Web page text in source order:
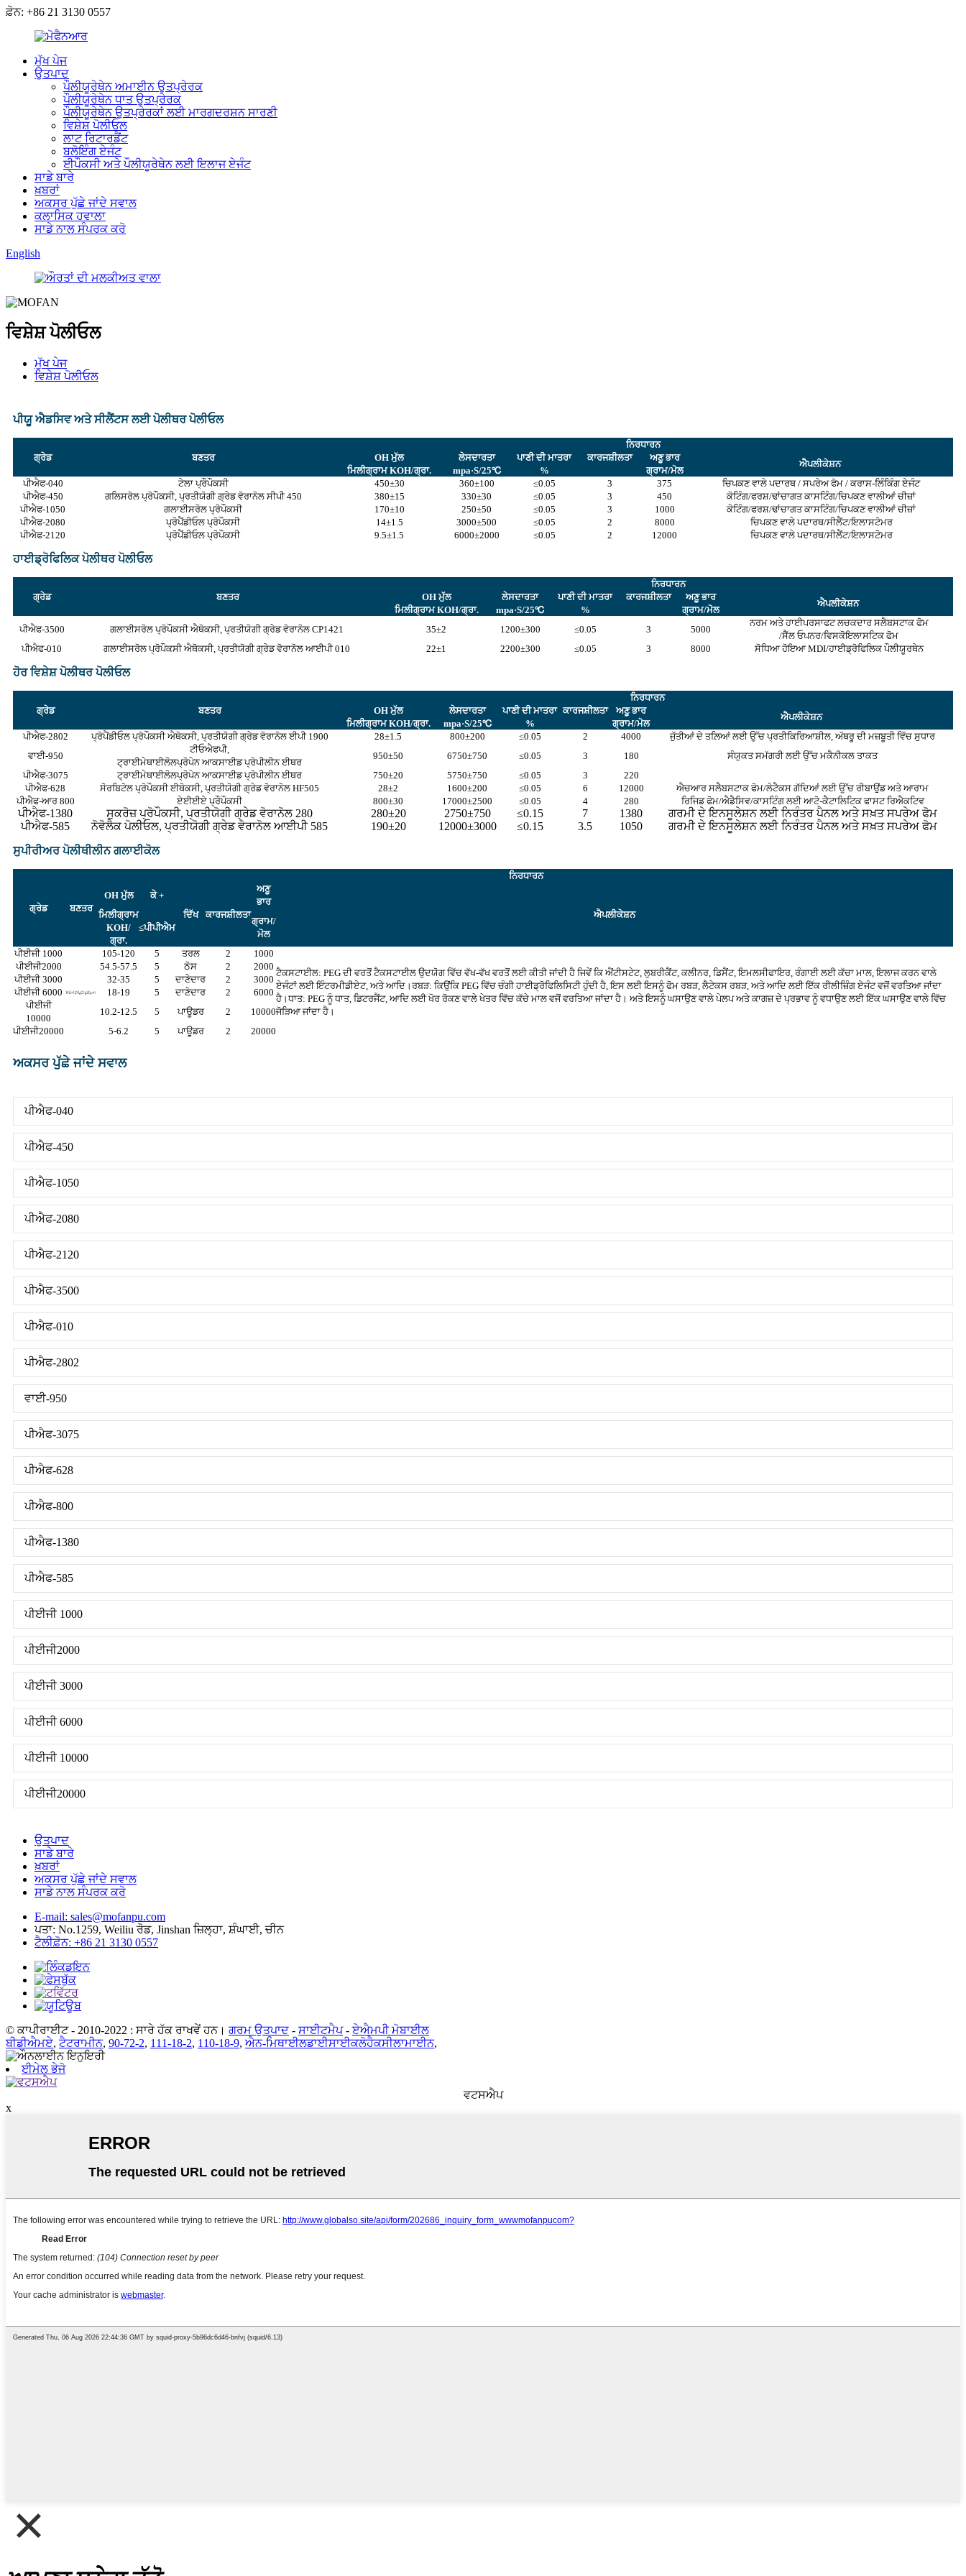
ਫ਼ੋਨ: +86 21 3130 0557
ਮੁੱਖ ਪੇਜ
ਉਤਪਾਦ
ਪੌਲੀਯੂਰੇਥੇਨ ਅਮਾਈਨ ਉਤਪ੍ਰੇਰਕ
ਪੌਲੀਯੂਰੇਥੇਨ ਧਾਤ ਉਤਪ੍ਰੇਰਕ
ਪੌਲੀਯੂਰੇਥੇਨ ਉਤਪ੍ਰੇਰਕਾਂ ਲਈ ਮਾਰਗਦਰਸ਼ਨ ਸਾਰਣੀ
ਵਿਸ਼ੇਸ਼ ਪੋਲੀਓਲ
ਲਾਟ ਰਿਟਾਰਡੈਂਟ
ਬਲੋਇੰਗ ਏਜੰਟ
ਈਪੌਕਸੀ ਅਤੇ ਪੌਲੀਯੂਰੇਥੇਨ ਲਈ ਇਲਾਜ ਏਜੰਟ
ਸਾਡੇ ਬਾਰੇ
ਖ਼ਬਰਾਂ
ਅਕਸਰ ਪੁੱਛੇ ਜਾਂਦੇ ਸਵਾਲ
ਕਲਾਸਿਕ ਹਵਾਲਾ
ਸਾਡੇ ਨਾਲ ਸੰਪਰਕ ਕਰੋ
English
ਵਿਸ਼ੇਸ਼ ਪੋਲੀਓਲ
ਮੁੱਖ ਪੇਜ
ਵਿਸ਼ੇਸ਼ ਪੋਲੀਓਲ
ਪੀਯੂ ਐਡਸਿਵ ਅਤੇ ਸੀਲੈਂਟਸ ਲਈ ਪੋਲੀਥਰ ਪੋਲੀਓਲ
ਗ੍ਰੇਡ ਬਣਤਰ
ਨਿਰਧਾਰਨ
OH ਮੁੱਲ
ਲੇਸਦਾਰਤਾ ਪਾਣੀ ਦੀ ਮਾਤਰਾ ਕਾਰਜਸ਼ੀਲਤਾ ਅਣੂ ਭਾਰ
ਐਪਲੀਕੇਸ਼ਨ
ਮਿਲੀਗ੍ਰਾਮ KOH/ਗ੍ਰਾ. mpa·S/25℃ %
ਗ੍ਰਾਮ/ਮੋਲ
ਪੀਐਫ-040
ਟੇਲਾ ਪ੍ਰੌਪੌਕਸੀ 450±30 360±100 ≤0.05 3 375
ਚਿਪਕਣ ਵਾਲੇ ਪਦਾਰਥ / ਸਪਰੇਅ ਫੋਮ / ਕਰਾਸ-ਲਿੰਕਿੰਗ ਏਜੰਟ
ਪੀਐਫ-450
ਗਲਿਸਰੋਲ ਪ੍ਰੋਪੌਕਸੀ, ਪ੍ਰਤੀਯੋਗੀ ਗ੍ਰੇਡ ਵੋਰਾਨੋਲ ਸੀਪੀ 450 380±15 330±30 ≤0.05 3 450
ਕੋਟਿੰਗ/ਫਰਸ਼/ਢਾਂਚਾਗਤ ਕਾਸਟਿੰਗ/ਚਿਪਕਣ ਵਾਲੀਆਂ ਚੀਜ਼ਾਂ
ਪੀਐਫ-1050
ਗਲਾਈਸਰੋਲ ਪ੍ਰੋਪੌਕਸੀ 170±10 250±50 ≤0.05 3 1000
ਕੋਟਿੰਗ/ਫਰਸ਼/ਢਾਂਚਾਗਤ ਕਾਸਟਿੰਗ/ਚਿਪਕਣ ਵਾਲੀਆਂ ਚੀਜ਼ਾਂ
ਪੀਐਫ-2080
ਪ੍ਰੋਪੈਂਡੀਓਲ ਪ੍ਰੋਪੌਕਸੀ 14±1.5 3000±500 ≤0.05 2 8000
ਚਿਪਕਣ ਵਾਲੇ ਪਦਾਰਥ/ਸੀਲੈਂਟ/ਇਲਾਸਟੋਮਰ
ਪੀਐਫ-2120
ਪ੍ਰੋਪੈਂਡੀਓਲ ਪ੍ਰੋਪੌਕਸੀ 9.5±1.5 6000±2000 ≤0.05 2 12000 ਚਿਪਕਣ ਵਾਲੇ ਪਦਾਰਥ/ਸੀਲੈਂਟ/ਇਲਾਸਟੋਮਰ
ਹਾਈਡ੍ਰੋਫਿਲਿਕ ਪੋਲੀਥਰ ਪੋਲੀਓਲ
ਗ੍ਰੇਡ ਬਣਤਰ
ਨਿਰਧਾਰਨ
OH ਮੁੱਲ
ਲੇਸਦਾਰਤਾ ਪਾਣੀ ਦੀ ਮਾਤਰਾ ਕਾਰਜਸ਼ੀਲਤਾ ਅਣੂ ਭਾਰ
ਐਪਲੀਕੇਸ਼ਨ
ਮਿਲੀਗ੍ਰਾਮ KOH/ਗ੍ਰਾ. mpa·S/25℃ %
ਗ੍ਰਾਮ/ਮੋਲ
ਪੀਐਫ-3500
ਗਲਾਈਸਰੋਲ ਪ੍ਰੋਪੌਕਸੀ ਐਥੋਕਸੀ, ਪ੍ਰਤੀਯੋਗੀ ਗ੍ਰੇਡ ਵੋਰਾਨੋਲ CP1421 35±2 1200±300 ≤0.05 3 5000
ਨਰਮ ਅਤੇ ਹਾਈਪਰਸਾਫਟ ਲਚਕਦਾਰ ਸਲੈਬਸਟਾਕ ਫੋਮ
/ਸੈੱਲ ਓਪਨਰ/ਵਿਸਕੋਇਲਾਸਟਿਕ ਫੋਮ
ਪੀਐਫ-010
ਗਲਾਈਸਰੋਲ ਪ੍ਰੋਪੌਕਸੀ ਐਥੋਕਸੀ, ਪ੍ਰਤੀਯੋਗੀ ਗ੍ਰੇਡ ਵੋਰਾਨੋਲ ਆਈਪੀ 010 22±1 2200±300 ≤0.05 3 8000 ਸੋਧਿਆ ਹੋਇਆ MDI/ਹਾਈਡ੍ਰੋਫਿਲਿਕ ਪੌਲੀਯੂਰਥੇਨ
ਹੋਰ ਵਿਸ਼ੇਸ਼ ਪੋਲੀਥਰ ਪੋਲੀਓਲ
ਗ੍ਰੇਡ ਬਣਤਰ
ਨਿਰਧਾਰਨ
OH ਮੁੱਲ
ਲੇਸਦਾਰਤਾ ਪਾਣੀ ਦੀ ਮਾਤਰਾ ਕਾਰਜਸ਼ੀਲਤਾ ਅਣੂ ਭਾਰ
ਐਪਲੀਕੇਸ਼ਨ
ਮਿਲੀਗ੍ਰਾਮ KOH/ਗ੍ਰਾ. mpa·S/25℃ %
ਗ੍ਰਾਮ/ਮੋਲ
ਪੀਐਫ-2802
ਪ੍ਰੋਪੈਂਡੀਓਲ ਪ੍ਰੋਪੌਕਸੀ ਐਥੋਕਸੀ, ਪ੍ਰਤੀਯੋਗੀ ਗ੍ਰੇਡ ਵੋਰਾਨੋਲ ਈਪੀ 1900 28±1.5 800±200 ≤0.05 2 4000
ਜੁੱਤੀਆਂ ਦੇ ਤਲ਼ਿਆਂ ਲਈ ਉੱਚ ਪ੍ਰਤੀਕਿਰਿਆਸ਼ੀਲ, ਅੱਥਰੂ ਦੀ ਮਜ਼ਬੂਤੀ ਵਿੱਚ ਸੁਧਾਰ
ਵਾਈ-950
ਟੀਓਐਫਪੀ,
ਟ੍ਰਾਈਮੇਥਾਈਲੋਲਪ੍ਰੋਪੇਨ ਆਕਸਾਈਡ ਪ੍ਰੋਪੀਲੀਨ ਈਥਰ
950±50 6750±750 ≤0.05 3 180
ਸੰਯੁਕਤ ਸਮੱਗਰੀ ਲਈ ਉੱਚ ਮਕੈਨੀਕਲ ਤਾਕਤ
ਪੀਐਫ-3075
ਟ੍ਰਾਈਮੇਥਾਈਲੋਲਪ੍ਰੋਪੇਨ ਆਕਸਾਈਡ ਪ੍ਰੋਪੀਲੀਨ ਈਥਰ 750±20 5750±750 ≤0.05 3
220
ਪੀਐਫ-628
ਸੋਰਬਿਟੋਲ ਪ੍ਰੋਪੌਕਸੀ ਈਥੋਕਸੀ, ਪ੍ਰਤੀਯੋਗੀ ਗ੍ਰੇਡ ਵੋਰਾਨੋਲ HF505 28±2 1600±200 ≤0.05 6 12000
ਐਚਆਰ ਸਲੈਬਸਟਾਕ ਫੋਮ/ਲੇਟੈਕਸ ਗੱਦਿਆਂ ਲਈ ਉੱਚ ਰੀਬਾਉਂਡ ਅਤੇ ਆਰਾਮ
ਪੀਐਫ-ਆਰ 800
ਏਈਈਏ ਪ੍ਰੌਪੌਕਸੀ 800±30 17000±2500 ≤0.05 4 280 ਰਿਜਿਡ ਫੋਮ/ਐਡੈਸਿਵ/ਕਾਸਟਿੰਗ ਲਈ ਆਟੋ-ਕੈਟਾਲਿਟਿਕ ਫਾਸਟ ਰਿਐਕਟਿਵ
ਪੀਐਫ-1380 ਸੁਕਰੋਜ਼ ਪ੍ਰੋਪੌਕਸੀ, ਪ੍ਰਤੀਯੋਗੀ ਗ੍ਰੇਡ ਵੋਰਾਨੋਲ 280 280±20 2750±750 ≤0.15 7 1380
ਗਰਮੀ ਦੇ ਇਨਸੂਲੇਸ਼ਨ ਲਈ ਨਿਰੰਤਰ ਪੈਨਲ ਅਤੇ ਸਖ਼ਤ ਸਪਰੇਅ ਫੋਮ
ਪੀਐਫ-585
ਨੋਵੋਲੈਕ ਪੋਲੀਓਲ, ਪ੍ਰਤੀਯੋਗੀ ਗ੍ਰੇਡ ਵੋਰਾਨੋਲ ਆਈਪੀ 585 190±20 12000±3000 ≤0.15 3.5 1050
ਗਰਮੀ ਦੇ ਇਨਸੂਲੇਸ਼ਨ ਲਈ ਨਿਰੰਤਰ ਪੈਨਲ ਅਤੇ ਸਖ਼ਤ ਸਪਰੇਅ ਫੋਮ
ਸੁਪੀਰੀਅਰ ਪੋਲੀਥੀਲੀਨ ਗਲਾਈਕੋਲ
ਗ੍ਰੇਡ ਬਣਤਰ
ਨਿਰਧਾਰਨ
OH ਮੁੱਲ
ਕੇ +
ਦਿੱਖ
ਕਾਰਜਸ਼ੀਲਤਾ
ਅਣੂ
ਭਾਰ
ਐਪਲੀਕੇਸ਼ਨ
ਮਿਲੀਗ੍ਰਾਮ
KOH/
ਗ੍ਰਾ.
≤ਪੀਪੀਐਮ
ਗ੍ਰਾਮ/
ਮੋਲ
ਪੀਈਜੀ 1000
105-120 5 ਤਰਲ 2
1000
ਟੈਕਸਟਾਈਲ: PEG ਦੀ ਵਰਤੋਂ ਟੈਕਸਟਾਈਲ ਉਦਯੋਗ ਵਿੱਚ ਵੱਖ-ਵੱਖ ਵਰਤੋਂ ਲਈ ਕੀਤੀ ਜਾਂਦੀ ਹੈ ਜਿਵੇਂ ਕਿ ਐਂਟੀਸਟੇਟ, ਲੁਬਰੀਕੈਂਟ, ਕਲੀਨਰ, ਡਿਸੈਂਟ, ਇਮਲਸੀਫਾਇਰ, ਰੰਗਾਈ ਲਈ ਕੱਚਾ ਮਾਲ, ਇਲਾਜ ਕਰਨ ਵਾਲੇ
ਏਜੰਟਾਂ ਲਈ ਇੰਟਰਮੀਡੀਏਟ, ਅਤੇ ਆਦਿ। ਰਬੜ: ਕਿਉਂਕਿ PEG ਵਿੱਚ ਚੰਗੀ ਹਾਈਡ੍ਰੋਫਿਲਿਸਿਟੀ ਹੁੰਦੀ ਹੈ, ਇਸ ਲਈ ਇਸਨੂੰ ਫੋਮ ਰਬੜ, ਲੈਟੇਕਸ ਰਬੜ, ਅਤੇ ਆਦਿ ਲਈ ਇੱਕ ਰੀਲੀਜ਼ਿੰਗ ਏਜੰਟ ਵਜੋਂ ਵਰਤਿਆ ਜਾਂਦਾ
ਹੈ। ਧਾਤ: PEG ਨੂੰ ਧਾਤ, ਡਿਟਰਜੈਂਟ, ਆਦਿ ਲਈ ਖੋਰ ਰੋਕਣ ਵਾਲੇ ਖੇਤਰ ਵਿੱਚ ਕੱਚੇ ਮਾਲ ਵਜੋਂ ਵਰਤਿਆ ਜਾਂਦਾ ਹੈ। ਅਤੇ ਇਸਨੂੰ ਘਸਾਉਣ ਵਾਲੇ ਪੇਲਪ ਅਤੇ ਕਾਗਜ਼ ਦੇ ਪ੍ਰਭਾਵ ਨੂੰ ਵਧਾਉਣ ਲਈ ਇੱਕ ਘਸਾਉਣ ਵਾਲੇ ਵਿੱਚ
ਜੋੜਿਆ ਜਾਂਦਾ ਹੈ।
ਪੀਈਜੀ2000 54.5-57.5 5 ਠੋਸ 2
2000
ਪੀਈਜੀ 3000
32-35 5 ਦਾਣੇਦਾਰ 2
3000
ਪੀਈਜੀ 6000
18-19 5 ਦਾਣੇਦਾਰ 2
6000
ਪੀਈਜੀ
10000
10.2-12.5 5 ਪਾਊਡਰ 2
10000
ਪੀਈਜੀ20000
5-6.2 5 ਪਾਊਡਰ 2 20000
ਅਕਸਰ ਪੁੱਛੇ ਜਾਂਦੇ ਸਵਾਲ
ਪੀਐਫ-040
ਪੀਐਫ-450
ਪੀਐਫ-1050
ਪੀਐਫ-2080
ਪੀਐਫ-2120
ਪੀਐਫ-3500
ਪੀਐਫ-010
ਪੀਐਫ-2802
ਵਾਈ-950
ਪੀਐਫ-3075
ਪੀਐਫ-628
ਪੀਐਫ-800
ਪੀਐਫ-1380
ਪੀਐਫ-585
ਪੀਈਜੀ 1000
ਪੀਈਜੀ2000
ਪੀਈਜੀ 3000
ਪੀਈਜੀ 6000
ਪੀਈਜੀ 10000
ਪੀਈਜੀ20000
ਉਤਪਾਦ
ਸਾਡੇ ਬਾਰੇ
ਖ਼ਬਰਾਂ
ਅਕਸਰ ਪੁੱਛੇ ਜਾਂਦੇ ਸਵਾਲ
ਸਾਡੇ ਨਾਲ ਸੰਪਰਕ ਕਰੋ
E-mail: sales@mofanpu.com
ਪਤਾ: No.1259, Weiliu ਰੋਡ, Jinshan ਜ਼ਿਲ੍ਹਾ, ਸ਼ੰਘਾਈ, ਚੀਨ
ਟੈਲੀਫ਼ੋਨ: +86 21 3130 0557
© ਕਾਪੀਰਾਈਟ - 2010-2022 : ਸਾਰੇ ਹੱਕ ਰਾਖਵੇਂ ਹਨ। ਗਰਮ ਉਤਪਾਦ - ਸਾਈਟਮੈਪ-ਏਐਮਪੀ ਮੋਬਾਈਲ
ਬੀਡੀਐਮਏ, ਟੈਟਰਾਮੀਨ, 90-72-2, 111-18-2, 110-18-9, ਐਨ-ਮਿਥਾਈਲਡਾਈਸਾਈਕਲੋਹੈਕਸੀਲਾਮਾਈਨ,
ਈਮੇਲ ਭੇਜੋ
ਵਟਸਐਪ
x